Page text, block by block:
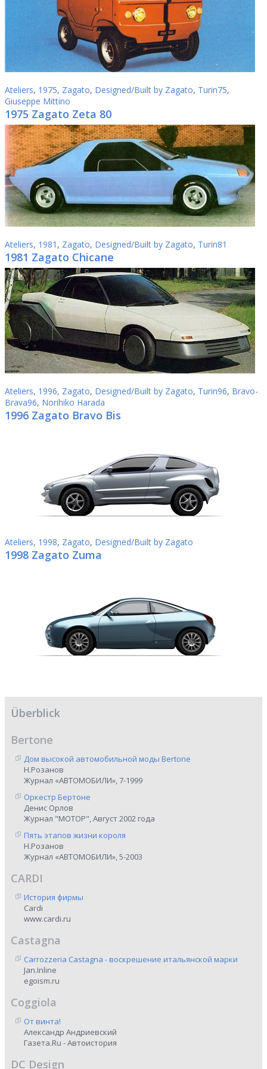
Ateliers, 1975, Zagato, Designed/Built by Zagato, Turin75,
Giuseppe Mittino
1975 Zagato Zeta 80
Ateliers, 1981 , Zagato, Designed/Built by Zagato, Turin81
1981 Zagato Chicane
Ateliers, 1996, Zagato, Designed/Built by Zagato, Turin96, Bravo-
Brava96, Norihiko Harada
1996 Zagato Bravo Bis
Ateliers, 1998, Zagato, Designed/Built by Zagato
1998 Zagato Zuma
Überblick
Bertone
Дом высокой автомобильной моды Bertone
Н.Розанов
Журнал «АВТОМОБИЛИ», 7-1999
Оркестр Бертоне
Денис Орлов
Журнал "МОТОР", Август 2002 года
Пять этапов жизни короля
Н.Розанов
Журнал «АВТОМОБИЛИ», 5-2003
CARDI
История фирмы
Cardi
www.cardi.ru
Castagna
Carrozzeria Castagna - воскрешение итальянской марки
Jan.Inline
egoism.ru
Coggiola
От винта!
Александр Андриевский
Газета.Ru - Автоистория
DC Design